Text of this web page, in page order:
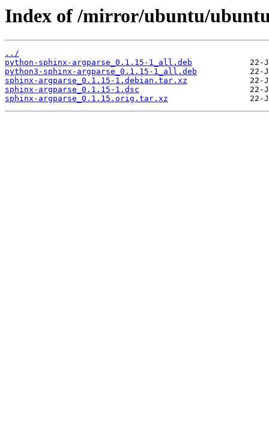
Index of /mirror/ubuntu/
../
python-sphinx-argparse_0.1.15-1_all.deb
python3-sphinx-argparse_0.1.15-1_all.deb
sphinx-argparse_0.1.15-1.debian.tar.xz
sphinx-argparse_0.1.15-1.dsc
sphinx-argparse_0.1.15.orig.tar.xz